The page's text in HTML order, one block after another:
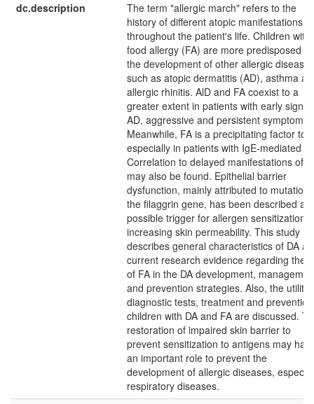
dc.description
The term "allergic march" refers to the
history of different atopic manifestations
throughout the patient's life. Children with
food allergy (FA) are more predisposed to
the development of other allergic diseases
such as atopic dermatitis (AD), asthma
allergic rhinitis. AlD and FA coexist to a
greater extent in patients with early signs
AD, aggressive and persistent symptoms.
Meanwhile, FA is a precipitating factor to
especially in patients with IgE-mediated
Correlation to delayed manifestations of
may also be found. Epithelial barrier
dysfunction, mainly attributed to
the filaggrin gene, has been described as
possible trigger for allergen sensitization
increasing skin permeability. This study
describes general characteristics of DA
current research evidence regarding the
of FA in the DA development,
and prevention strategies. Also, the utility
diagnostic tests, treatment and
children with DA and FA are discussed.
restoration of impaired skin barrier to
prevent sensitization to antigens may
an important role to prevent the
development of allergic diseases,
respiratory diseases.